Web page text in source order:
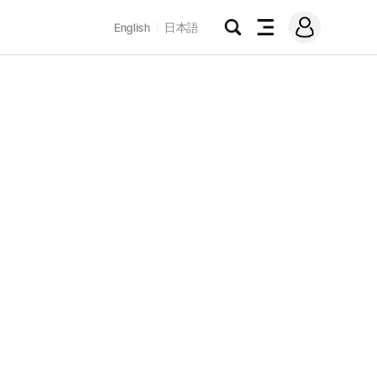
English 日本語
검
전
메
그